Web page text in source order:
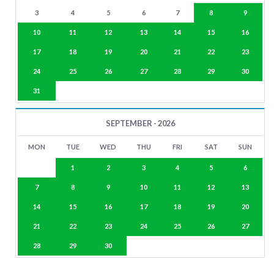
3 4 5 6 7 8 9
10 11 12 13 14 15 16
17 18 19 20 21 22 23
24 25 26 27 28 29 30
31
SEPTEMBER - 2026
MON TUE WED THU FRI SAT SUN
1 2 3 4 5 6
7 8 9 10 11 12 13
14 15 16 17 18 19 20
21 22 23 24 25 26 27
28 29 30